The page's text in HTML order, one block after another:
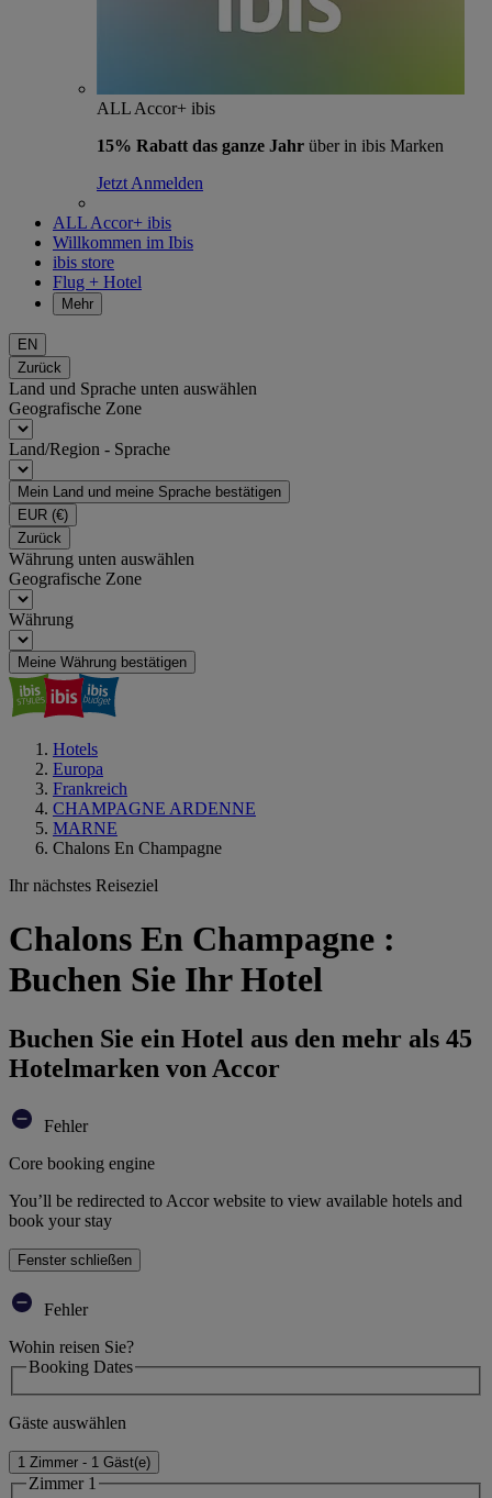
ALL Accor+ ibis
15% Rabatt das ganze Jahr über in ibis Marken
Jetzt Anmelden
ALL Accor+ ibis
Willkommen im Ibis
ibis store
Flug + Hotel
Mehr
EN
Zurück
Land und Sprache unten auswählen
Geografische Zone
Land/Region - Sprache
Mein Land und meine Sprache bestätigen
EUR (€)
Zurück
Währung unten auswählen
Geografische Zone
Währung
Meine Währung bestätigen
Hotels
Europa
Frankreich
CHAMPAGNE ARDENNE
MARNE
Chalons En Champagne
Ihr nächstes Reiseziel
Chalons En Champagne :
Buchen Sie Ihr Hotel
Buchen Sie ein Hotel aus den mehr als 45
Hotelmarken von Accor
Fehler
Core booking engine
You’ll be redirected to Accor website to view available hotels and
book your stay
Fenster schließen
Fehler
Wohin reisen Sie?
Booking Dates
Gäste auswählen
1 Zimmer - 1 Gäst(e)
Zimmer 1